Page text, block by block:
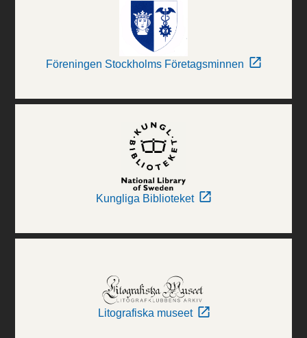
Föreningen Stockholms Företagsminnen
Kungliga Biblioteket
Litografiska museet